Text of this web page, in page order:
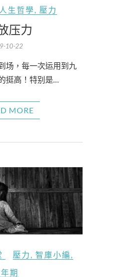
人生哲學, 壓力
压力
10-22
场，每一次运用到九
挺高！特别是…
MORE
壓力 智庫小編
期